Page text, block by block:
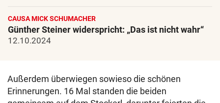
CAUSA MICK SCHUMACHER
Günther Steiner widerspricht: „Das ist nicht wahr“
12.10.2024
Außerdem überwiegen sowieso die schönen
Erinnerungen. 16 Mal standen die beiden